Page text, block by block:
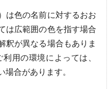
は色の名前に対するおお
は広範囲の色を指す場合
釈が異なる場合もありま
用の環境によっては、
合があります。